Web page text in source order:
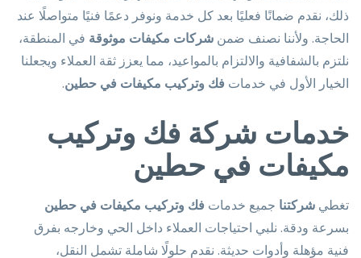
ذلك، نقدم ضمانًا فعليًا بعد كل خدمة ونوفر دعمًا فنيًا متواصلًا عند
الحاجة. ولأننا نصنف ضمن شركات مكيفات موثوقة في المنطقة،
نلتزم بالشفافية والالتزام بالمواعيد، مما يعزز ثقة العملاء ويجعلنا
الخيار الأول في خدمات فك وتركيب مكيفات في حطين.
خدمات شركة فك وتركيب
مكيفات في حطين
تغطي شركتنا جميع خدمات فك وتركيب مكيفات في حطين
بسرعة ودقة. نلبي احتياجات العملاء داخل الحي وخارجه بفرق
فنية مؤهلة وأدوات حديثة. نقدم حلولًا شاملة تشمل النقل،